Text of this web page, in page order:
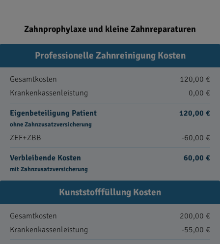
Zahnprophylaxe und kleine Zahnreparaturen
Professionelle Zahnreinigung Kosten
Gesamtkosten
120,00 €
Krankenkassenleistung
0,00 €
Eigenbeteiligung Patient
ohne Zahnzusatzversicherung
120,00 €
ZEF+ZBB -60,00 €
Verbleibende Kosten
mit Zahnzusatzversicherung
60,00 €
Kunststofffüllung Kosten
Gesamtkosten
200,00 €
Krankenkassenleistung
-55,00 €